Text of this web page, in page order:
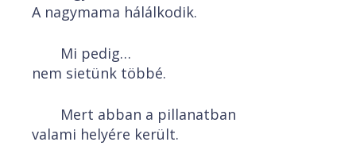
A nagymama hálálkodik.
Mi pedig…
nem sietünk többé.
Mert abban a pillanatban
valami helyére került.